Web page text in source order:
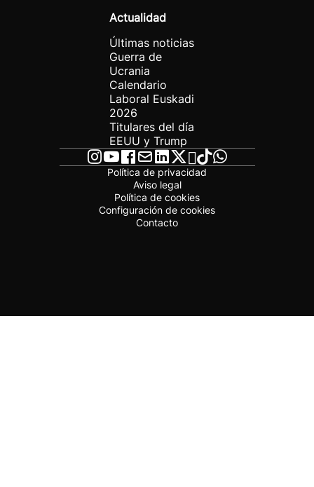
Actualidad
Últimas noticias
Guerra de
Ucrania
Calendario
Laboral Euskadi
2026
Titulares del día
EEUU y Trump
Política de privacidad
Aviso legal
Política de cookies
Configuración de cookies
Contacto